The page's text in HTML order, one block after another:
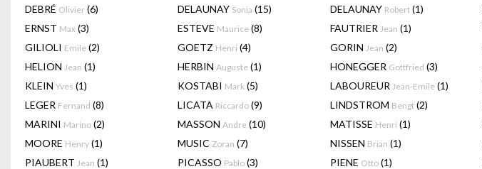
DEBRÉ Olivier (6) DELAUNAY Sonia (15) DELAUNAY Robert (1)
ERNST Max (3) ESTEVE Maurice (8) FAUTRIER Jean (1)
GILIOLI Emile (2) GOETZ Henri (4) GORIN Jean (2)
HELION Jean (1) HERBIN Auguste (1) HONEGGER Gottfried (3)
KLEIN Yves (1) KOSTABI Mark (5) LABOUREUR Jean-Emile (1)
LEGER Fernand (8) LICATA Riccardo (9) LINDSTROM Bengt (2)
MARINI Marino (2) MASSON Andre (10) MATISSE Henri (1)
MOORE Henry (1) MUSIC Zoran (7) NISSEN Brian (1)
PIAUBERT Jean (1) PICASSO Pablo (3) PIENE Otto (1)